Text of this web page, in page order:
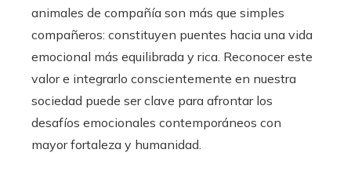
animales de compañía son más que simples
compañeros: constituyen puentes hacia una vida
emocional más equilibrada y rica. Reconocer este
valor e integrarlo conscientemente en nuestra
sociedad puede ser clave para afrontar los
desafíos emocionales contemporáneos con
mayor fortaleza y humanidad.